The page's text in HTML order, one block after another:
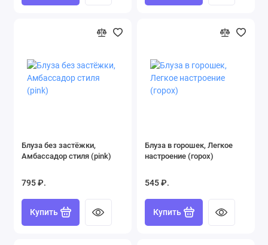
Пижамы (82)
Смотреть все товары 186 (186)
Смотреть все товары 326 (326)
Толстовки, свитшоты и худи (45)
Блуза без застёжки,
Амбассадор стиля (pink)
795 ₽.
Купить
Блуза в горошек, Легкое
настроение (горох)
545 ₽.
Купить